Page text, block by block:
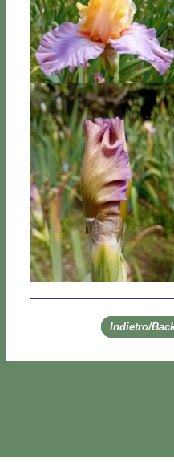
Indietro/